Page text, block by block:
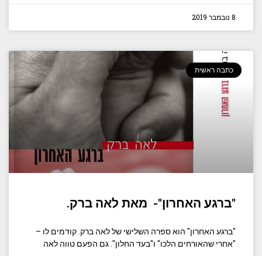
8 נובמבר 2019
כתבה ראשית
"ברגע האחרון"- מאת לאה ברק.
"ברגע האחרון" הוא ספרה השלישי של לאה ברק. קודמים לו –
"אחרי שהאורחים הלכו" ו"בעד החלון". גם הפעם טווה לאה